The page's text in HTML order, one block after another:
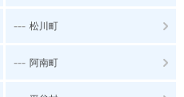
--- 松川町
--- 阿南町